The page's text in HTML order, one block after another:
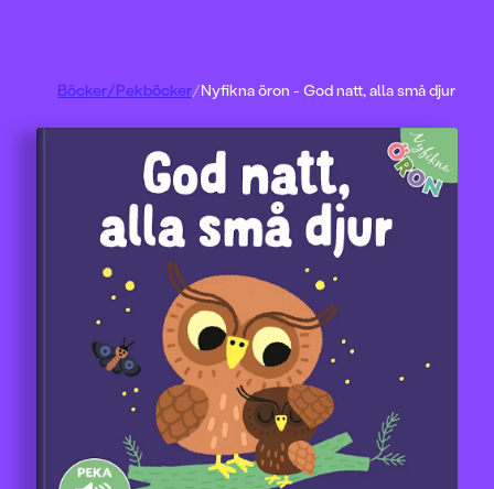
Böcker/Pekböcker/Nyfikna öron - God natt, alla små djur